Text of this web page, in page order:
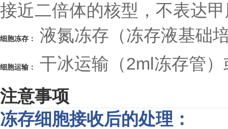
接近二倍体的核型，不表达
细胞冻存： 液氮冻存（冻存液基础
细胞运输：
干冰运输（2ml冻存管
注意事项
冻存细胞接收后的处理：